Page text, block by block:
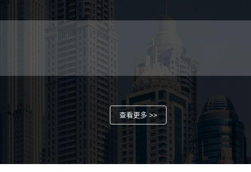
查看更多 >>